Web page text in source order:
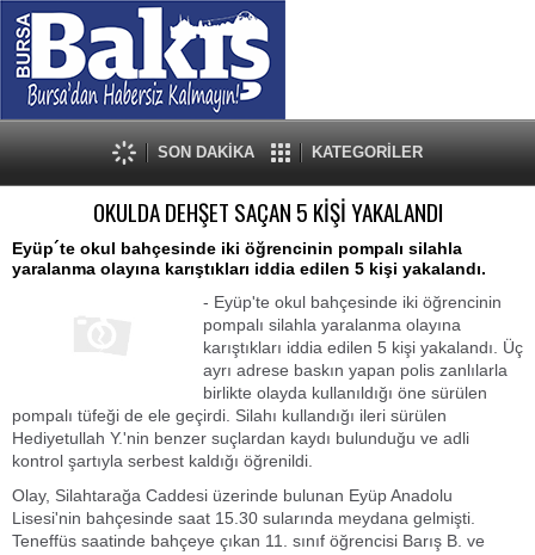
SON DAKİKA KATEGORİLER
OKULDA DEHŞET SAÇAN 5 KİŞİ YAKALANDI
Eyüp´te okul bahçesinde iki öğrencinin pompalı silahla
yaralanma olayına karıştıkları iddia edilen 5 kişi yakalandı.
- Eyüp'te okul bahçesinde iki öğrencinin
pompalı silahla yaralanma olayına
karıştıkları iddia edilen 5 kişi yakalandı. Üç
ayrı adrese baskın yapan polis zanlılarla
birlikte olayda kullanıldığı öne sürülen
pompalı tüfeği de ele geçirdi. Silahı kullandığı ileri sürülen
Hediyetullah Y.'nin benzer suçlardan kaydı bulunduğu ve adli
kontrol şartıyla serbest kaldığı öğrenildi.
Olay, Silahtarağa Caddesi üzerinde bulunan Eyüp Anadolu
Lisesi'nin bahçesinde saat 15.30 sularında meydana gelmişti.
Teneffüs saatinde bahçeye çıkan 11. sınıf öğrencisi Barış B. ve